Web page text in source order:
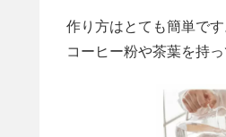
作り方はとても簡単で
コーヒー粉や茶葉を持